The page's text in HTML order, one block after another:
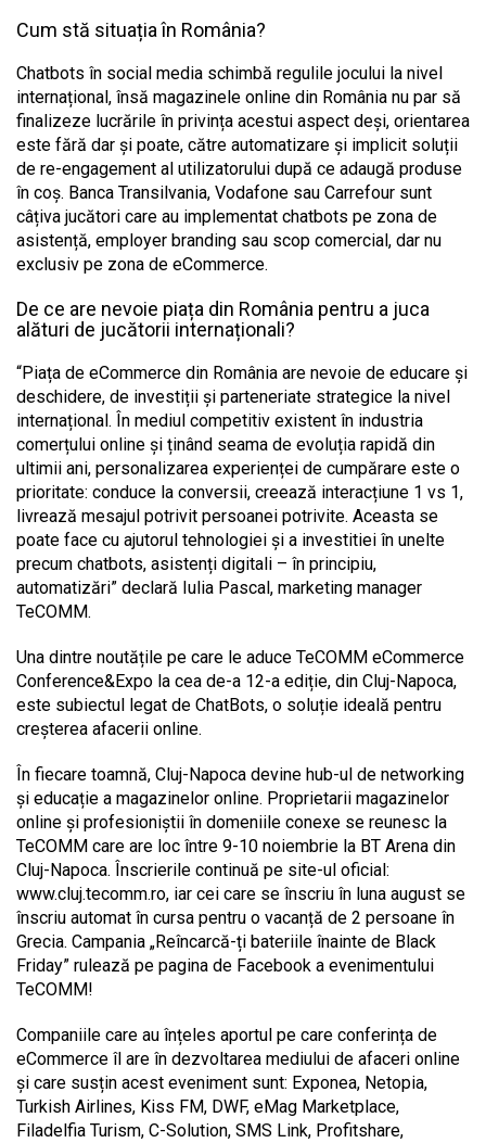
Cum stă situația în România?
Chatbots în social media schimbă regulile jocului la nivel
internațional, însă magazinele online din România nu par să
finalizeze lucrările în privința acestui aspect deși, orientarea
este fără dar și poate, către automatizare și implicit soluții
de re-engagement al utilizatorului după ce adaugă produse
în coș. Banca Transilvania, Vodafone sau Carrefour sunt
câțiva jucători care au implementat chatbots pe zona de
asistență, employer branding sau scop comercial, dar nu
exclusiv pe zona de eCommerce.
De ce are nevoie piața din România pentru a juca
alături de jucătorii internaționali?
“Piața de eCommerce din România are nevoie de educare și
deschidere, de investiții și parteneriate strategice la nivel
internațional. În mediul competitiv existent în industria
comerțului online și ținând seama de evoluția rapidă din
ultimii ani, personalizarea experienței de cumpărare este o
prioritate: conduce la conversii, creează interacțiune 1 vs 1,
livrează mesajul potrivit persoanei potrivite. Aceasta se
poate face cu ajutorul tehnologiei și a investitiei în unelte
precum chatbots, asistenți digitali – în principiu,
automatizări” declară Iulia Pascal, marketing manager
TeCOMM.
Una dintre noutățile pe care le aduce TeCOMM eCommerce
Conference&Expo la cea de-a 12-a ediție, din Cluj-Napoca,
este subiectul legat de ChatBots, o soluție ideală pentru
creșterea afacerii online.
În fiecare toamnă, Cluj-Napoca devine hub-ul de networking
și educație a magazinelor online. Proprietarii magazinelor
online și profesioniștii în domeniile conexe se reunesc la
TeCOMM care are loc între 9-10 noiembrie la BT Arena din
Cluj-Napoca. Înscrierile continuă pe site-ul oficial:
www.cluj.tecomm.ro, iar cei care se înscriu în luna august se
înscriu automat în cursa pentru o vacanță de 2 persoane în
Grecia. Campania „Reîncarcă-ți bateriile înainte de Black
Friday” rulează pe pagina de Facebook a evenimentului
TeCOMM!
Companiile care au înțeles aportul pe care conferința de
eCommerce îl are în dezvoltarea mediului de afaceri online
și care susțin acest eveniment sunt: Exponea, Netopia,
Turkish Airlines, Kiss FM, DWF, eMag Marketplace,
Filadelfia Turism, C-Solution, SMS Link, Profitshare,